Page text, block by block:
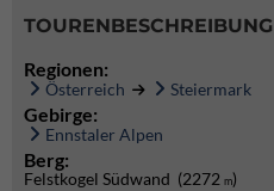
TOURENBESCHREIBUNG
Regionen:
Österreich Steiermark
Gebirge:
Ennstaler Alpen
Berg:
Felstkogel Südwand (2272 m)